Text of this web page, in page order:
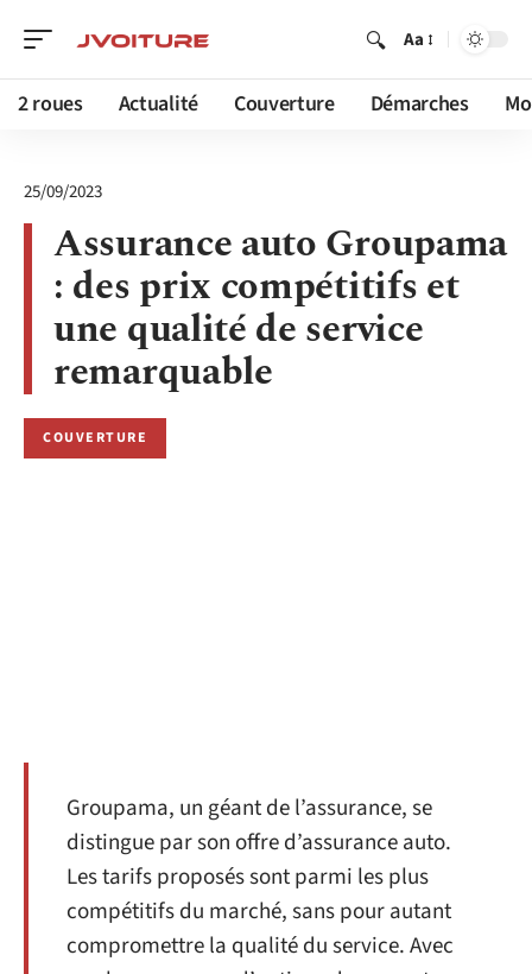
Aa
2 roues Actualité Couverture Démarches
25/09/2023
Assurance auto Groupama
: des prix compétitifs et
une qualité de service
remarquable
COUVERTURE
Groupama, un géant de l’assurance, se
distingue par son offre d’assurance auto.
Les tarifs proposés sont parmi les plus
compétitifs du marché, sans pour autant
compromettre la qualité du service. Avec